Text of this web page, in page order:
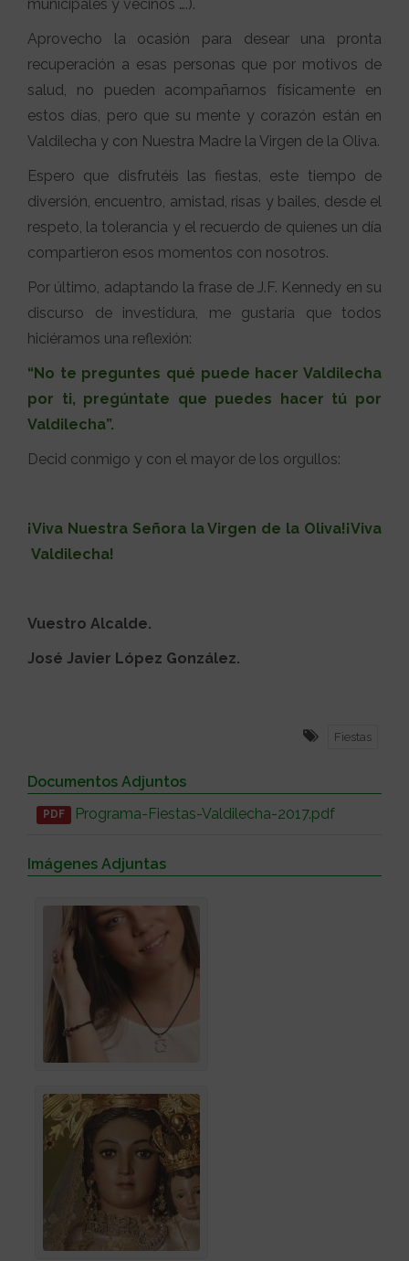
municipales y vecinos ….).
Aprovecho la ocasión para desear una pronta
recuperación a esas personas que por motivos de
salud, no pueden acompañarnos físicamente en
estos días, pero que su mente y corazón están en
Valdilecha y con Nuestra Madre la Virgen de la Oliva.
Espero que disfrutéis las fiestas, este tiempo de
diversión, encuentro, amistad, risas y bailes, desde el
respeto, la tolerancia y el recuerdo de quienes un día
compartieron esos momentos con nosotros.
Por último, adaptando la frase de J.F. Kennedy en su
discurso de investidura, me gustaría que todos
hiciéramos una reflexión:
“No te preguntes qué puede hacer Valdilecha
por ti, pregúntate que puedes hacer tú por
Valdilecha”.
Decid conmigo y con el mayor de los orgullos:
¡Viva Nuestra Señora la Virgen de la Oliva!¡Viva
Valdilecha!
Vuestro Alcalde.
José Javier López González.
Fiestas
Documentos Adjuntos
PDF Programa-Fiestas-Valdilecha-2017.pdf
Imágenes Adjuntas